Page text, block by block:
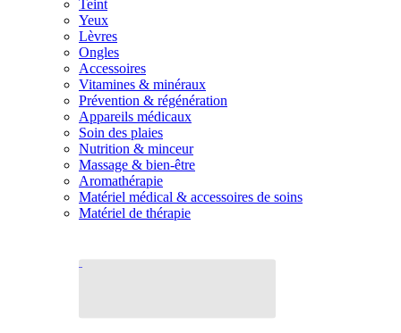
Teint
Yeux
Lèvres
Ongles
Accessoires
Vitamines & minéraux
Prévention & régénération
Appareils médicaux
Soin des plaies
Nutrition & minceur
Massage & bien-être
Aromathérapie
Matériel médical & accessoires de soins
Matériel de thérapie